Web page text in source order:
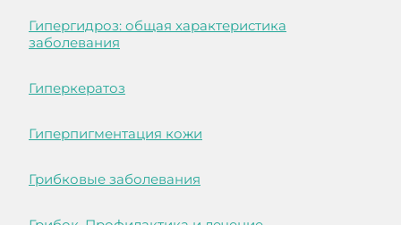
Гипергидроз: общая характеристика
заболевания
Гиперкератоз
Гиперпигментация кожи
Грибковые заболевания